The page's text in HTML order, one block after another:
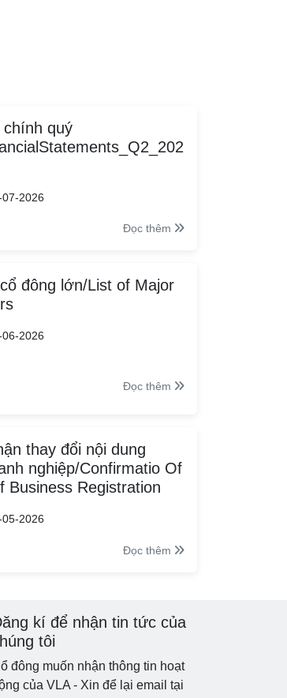
chính quý
2026
Đọc thêm
đông lớn/List of Major
2026
Đọc thêm
thay đổi nội dung
nghiệp/Confirmatio Of
Business Registration
2026
Đọc thêm
kí để nhận tin tức của
tôi
đông muốn nhận thông tin hoạt
của VLA - Xin để lại email tại